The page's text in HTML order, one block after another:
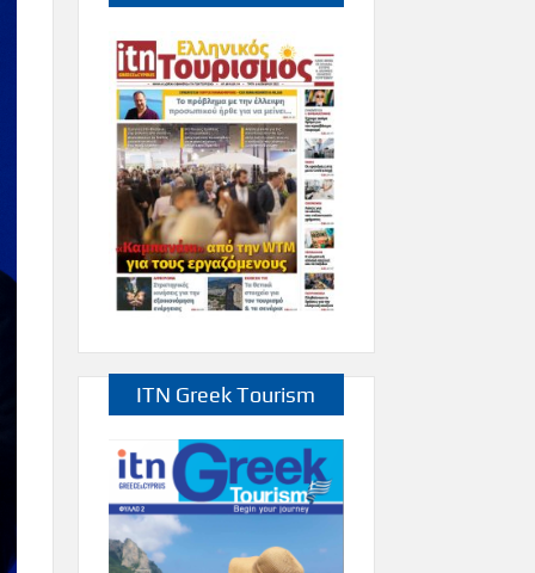
ITN Greek Tourism